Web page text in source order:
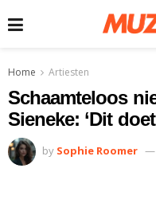
Home Artiesten
Schaamteloos
Sieneke: ‘Dit
by Sophie Roomer